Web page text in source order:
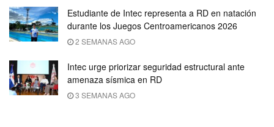
Estudiante de Intec representa a RD en natación
durante los Juegos Centroamericanos 2026
2 SEMANAS AGO
Intec urge priorizar seguridad estructural ante
amenaza sísmica en RD
3 SEMANAS AGO